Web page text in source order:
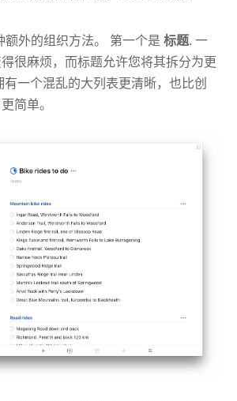
额外的组织方法。 第一个是标题. 一
很麻烦，而标题允许您将其拆分为更
一个混乱的大列表更清晰，也比创
简单。